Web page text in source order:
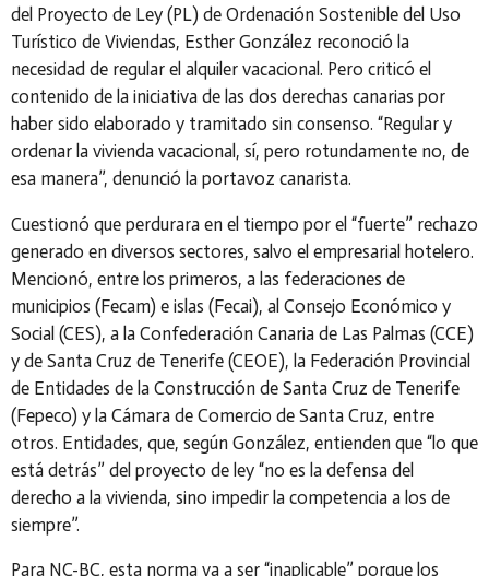
del Proyecto de Ley (PL) de Ordenación Sostenible del Uso
Turístico de Viviendas, Esther González reconoció la
necesidad de regular el alquiler vacacional. Pero criticó el
contenido de la iniciativa de las dos derechas canarias por
haber sido elaborado y tramitado sin consenso. “Regular y
ordenar la vivienda vacacional, sí, pero rotundamente no, de
esa manera”, denunció la portavoz canarista.
Cuestionó que perdurara en el tiempo por el “fuerte” rechazo
generado en diversos sectores, salvo el empresarial hotelero.
Mencionó, entre los primeros, a las federaciones de
municipios (Fecam) e islas (Fecai), al Consejo Económico y
Social (CES), a la Confederación Canaria de Las Palmas (CCE)
y de Santa Cruz de Tenerife (CEOE), la Federación Provincial
de Entidades de la Construcción de Santa Cruz de Tenerife
(Fepeco) y la Cámara de Comercio de Santa Cruz, entre
otros. Entidades, que, según González, entienden que “lo que
está detrás” del proyecto de ley “no es la defensa del
derecho a la vivienda, sino impedir la competencia a los de
siempre”.
Para NC-BC, esta norma va a ser “inaplicable” porque los